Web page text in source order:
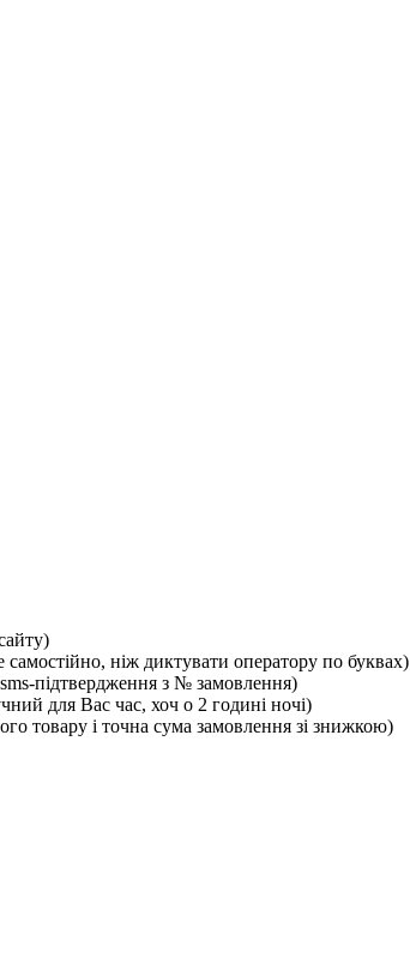
ніж диктувати оператору по буквах)
підтвердження з № замовлення)
для Вас час, хоч о 2 годині ночі)
товару і точна сума замовлення зі знижкою)